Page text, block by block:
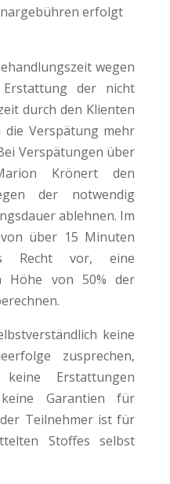
erfolgt
wegen
der nicht
durch den Klienten
Verspätung mehr
Verspätungen über
Krönert den
der notwendig
ablehnen. Im
über 15 Minuten
Recht vor, eine
Höhe von 50% der
keine
zusprechen,
Erstattungen
Garantien für
Teilnehmer ist für
Stoffes selbst